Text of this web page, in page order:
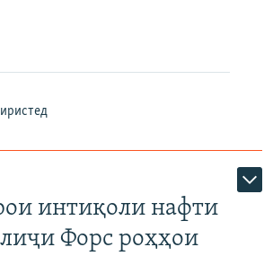
интиқоли нафти
Форс роҳҳои